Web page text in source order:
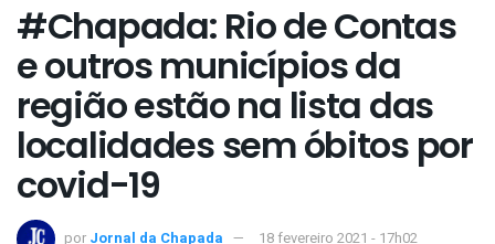
#Chapada: Rio de Contas
e outros municípios da
região estão na lista das
localidades sem óbitos por
covid-19
por Jornal da Chapada 18 fevereiro 2021 - 17h02